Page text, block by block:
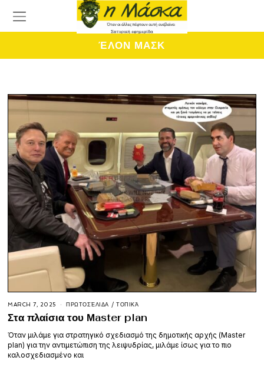
ΈΛΟΝ ΜΑΣΚ
MARCH 7, 2025 ΠΡΩΤΟΣΈΛΙΔΑ / ΤΟΠΙΚΆ
Στα πλαίσια του Μaster plan
Όταν μιλάμε για στρατηγικό σχεδιασμό της δημοτικής αρχής (Master
plan) για την αντιμετώπιση της λειψυδρίας, μιλάμε ίσως για το πιο
καλοσχεδιασμένο και